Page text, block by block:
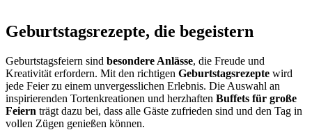
Geburtstagsrezepte, die begeistern
Geburtstagsfeiern sind besondere Anlässe, die Freude und
Kreativität erfordern. Mit den richtigen Geburtstagsrezepte wird
jede Feier zu einem unvergesslichen Erlebnis. Die Auswahl an
inspirierenden Tortenkreationen und herzhaften Buffets für große
Feiern trägt dazu bei, dass alle Gäste zufrieden sind und den Tag in
vollen Zügen genießen können.